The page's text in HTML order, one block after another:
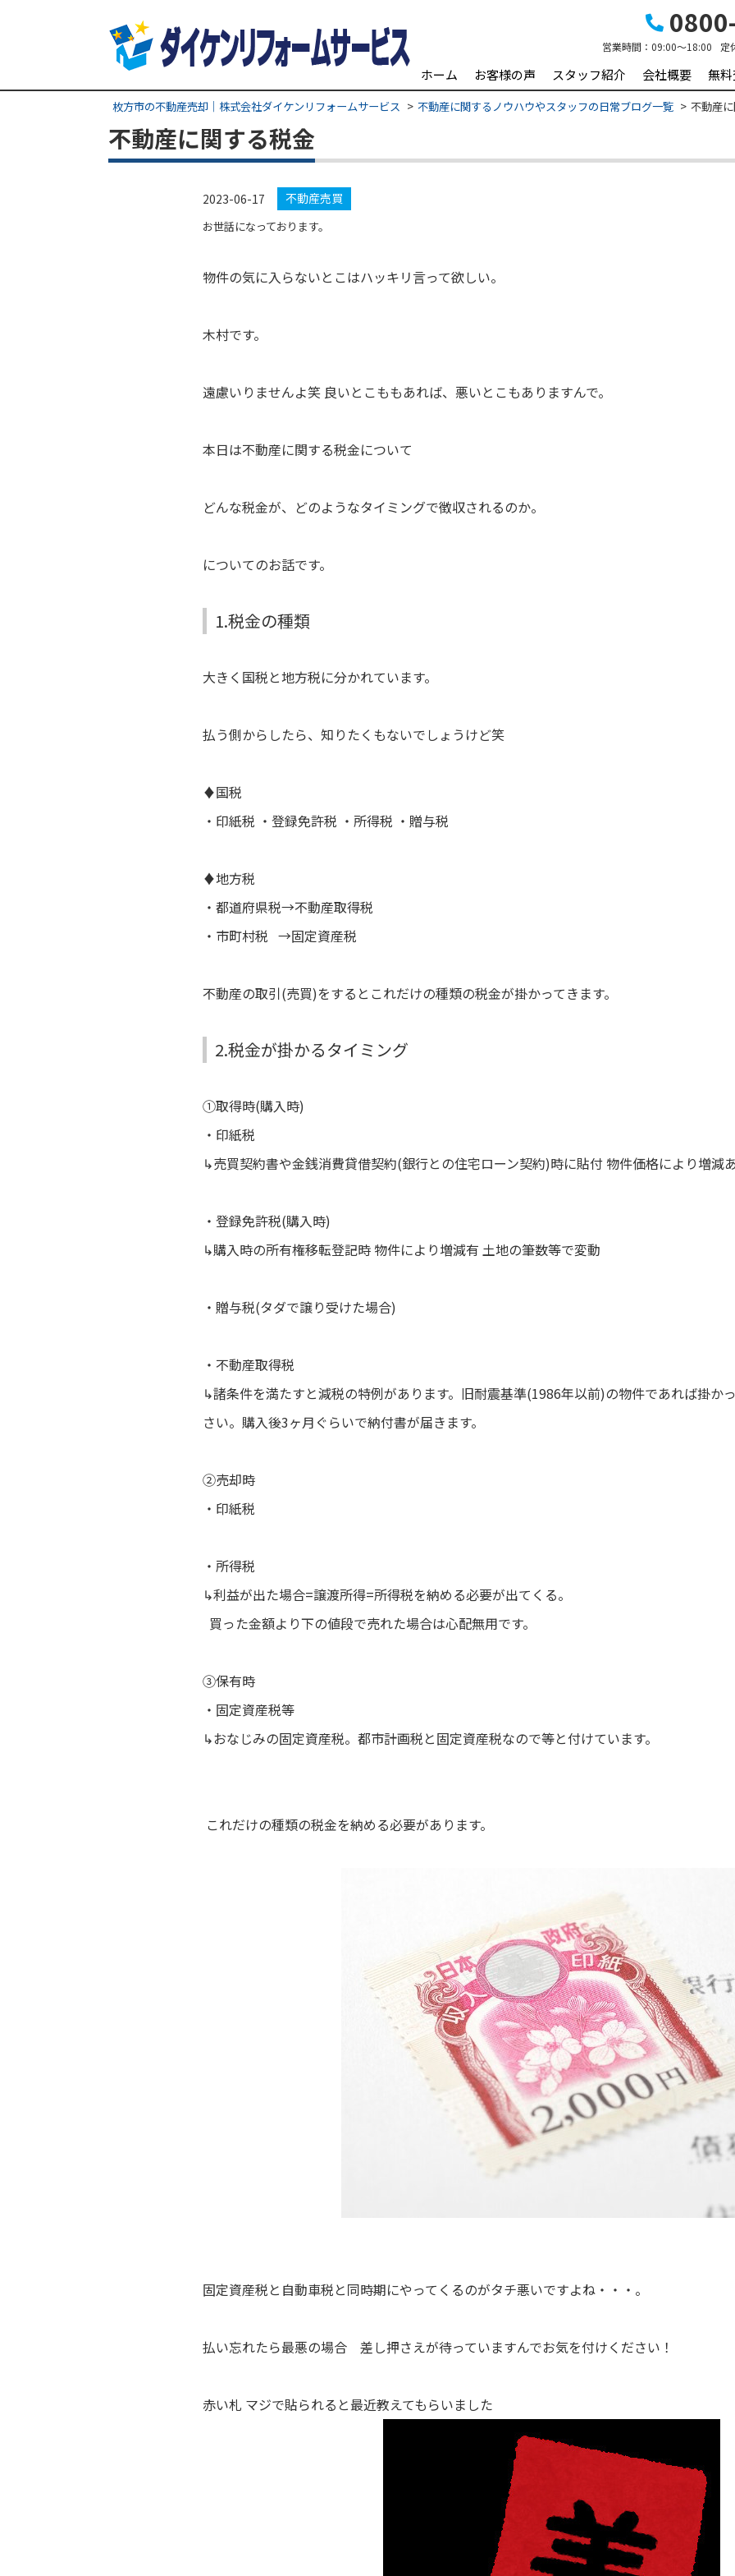
営業時間： 09:00～18:00 定
ホーム お客様の声 スタッフ紹介 会社概要 無
枚方市の不動産売却｜株式会社ダイケンリフォームサービス 不動産に関するノウハウやスタッフの日常ブログ一覧 不動産
不動産に関する税金
2023-06-17 不動産売買
お世話になっております。
物件の気に入らないとこはハッキリ言って欲しい。
木村です。
遠慮いりませんよ笑 良いとこももあれば、悪いとこもありますんで。
本日は不動産に関する税金について
どんな税金が、どのようなタイミングで徴収されるのか。
についてのお話です。
1.税金の種類
大きく国税と地方税に分かれています。
払う側からしたら、知りたくもないでしょうけど笑
♦国税
・印紙税 ・登録免許税 ・所得税 ・贈与税
♦地方税
・都道府県税→不動産取得税
・市町村税 →固定資産税
不動産の取引(売買)をするとこれだけの種類の税金が掛かってきます。
2.税金が掛かるタイミング
①取得時(購入時)
・印紙税
↳売買契約書や金銭消費貸借契約(銀行との住宅ローン契約)時に貼付 物件価格により増減あ
・登録免許税(購入時)
↳購入時の所有権移転登記時 物件により増減有 土地の筆数等で変動
・贈与税(タダで譲り受けた場合)
・不動産取得税
↳諸条件を満たすと減税の特例があります。旧耐震基準(1986年以前)の物件であれば掛か
さい。購入後3ヶ月ぐらいで納付書が届きます。
②売却時
・印紙税
・所得税
↳利益が出た場合=譲渡所得=所得税を納める必要が出てくる。
買った金額より下の値段で売れた場合は心配無用です。
③保有時
・固定資産税等
↳おなじみの固定資産税。都市計画税と固定資産税なので等と付けています。
これだけの種類の税金を納める必要があります。
固定資産税と自動車税と同時期にやってくるのがタチ悪いですよね・・・。
払い忘れたら最悪の場合 差し押さえが待っていますんでお気を付けください！
赤い札 マジで貼られると最近教えてもらいました